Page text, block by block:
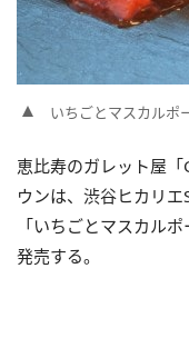
いちごとマスカルポ
恵比寿のガレット屋「
ウンは、渋谷ヒカリ
「いちごとマスカル
発売する。